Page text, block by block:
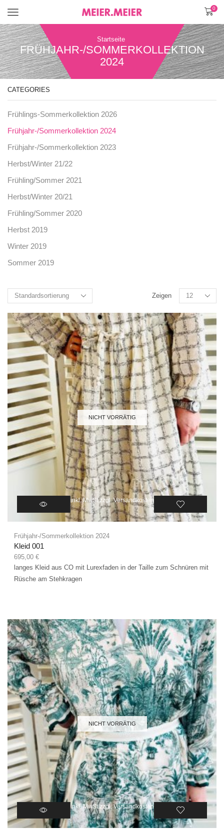
0
Menü
Startseite
FRÜHJAHR-/SOMMERKOLLEKTION
2024
Zeigen
NICHT VORRÄTIG
inkl. MwSt.zzgl.Versandkosten
Frühjahr-/Sommerkollektion 2024
Kleid 001
695,00 €
langes Kleid aus CO mit Lurexfaden in der Taille zum Schnüren mit
Rüsche am Stehkragen
NICHT VORRÄTIG
inkl. MwSt.zzgl.Versandkosten
CATEGORIES
Frühlings-Sommerkollektion 2026
Frühjahr-/Sommerkollektion 2024
Frühjahr-/Sommerkollektion 2023
Herbst/Winter 21/22
Frühling/Sommer 2021
Herbst/Winter 20/21
Frühling/Sommer 2020
Herbst 2019
Winter 2019
Sommer 2019